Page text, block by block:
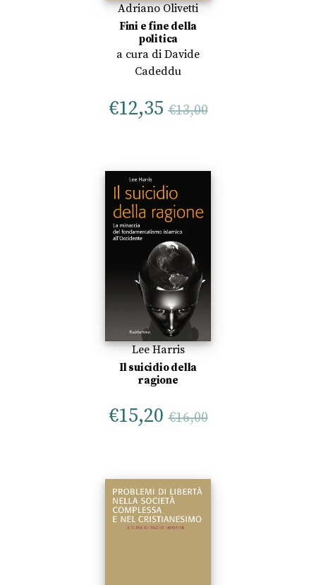
Adriano Olivetti
Fini e fine della
politica
a cura di Davide
Cadeddu
€12,35 €13,00
Lee Harris
Il suicidio della
ragione
€15,20 €16,00